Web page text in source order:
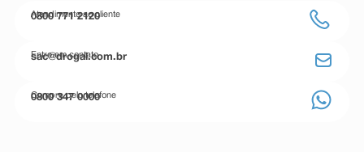
Atendimento ao cliente
0800 771 2120
Entre em contato
sac@drogal.com.br
Compre pelo telefone
0800 347 0000